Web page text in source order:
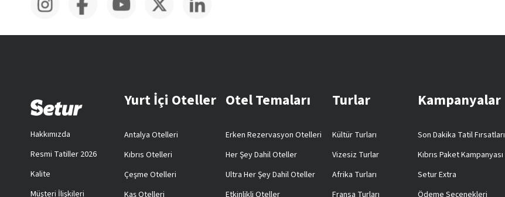
Hakkımızda
Resmi Tatiller 2026
Kalite
Müşteri İlişkileri
Yurt İçi Oteller
Antalya Otelleri
Kıbrıs Otelleri
Çeşme Otelleri
Otel Temaları
Erken Rezervasyon Otelleri
Her Şey Dahil Oteller
Ultra Her Şey Dahil Oteller
Turlar
Kültür Turları
Vizesiz Turlar
Afrika Turları
Kampanyalar
Son Dakika Tatil Fırsatları
Kıbrıs Paket Kampanyası
Setur Extra